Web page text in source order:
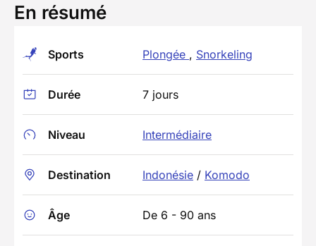
En résumé
Sports Plongée , Snorkeling
Durée 7 jours
Niveau Intermédiaire
Destination Indonésie / Komodo
Âge De 6 - 90 ans